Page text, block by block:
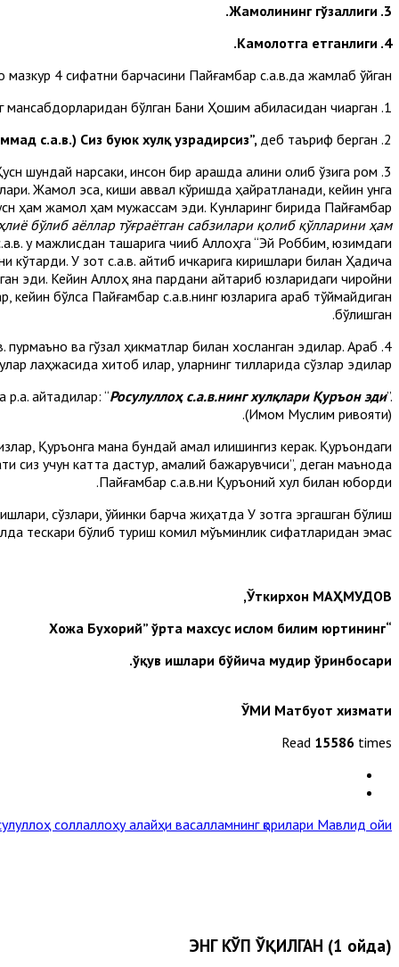
3. Жамолининг гўзаллиги.
4. Камолотга етганлиги.
4 сифатни барчасини Пайғамбар с.а.в.да жамлаб қўйган.
1. Насабларини олий қилиб, ўша замондаги Макканинг энг мансабдорларидан бўлган Бани Ҳошим қабиласидан чиқарган.
2. Хулқларини олий қилиб, ҳатто Ўзи Қуръони каримда:
с.а.в.) Сиз буюк хулқ узрадирсиз”, деб таъриф берган.
шундай нарсаки, инсон бир қарашда ақлини олиб ўзига ром
Жамол эса, киши аввал кўришда ҳайратланади, кейин унга
ҳам жамол ҳам мужассам эди. Кунларинг бирида Пайғамбар
бўлиб аёллар тўғраётган сабзилари қолиб қўлларини ҳам
у мажлисдан ташқарига чиқиб Аллоҳга “Эй Роббим, юзимдаги
У зот с.а.в. қайтиб ичкарига киришлари билан Ҳадича
эди. Кейин Аллоҳ яна пардани қайтариб юзларидаги чиройни
кейин бўлса Пайғамбар с.а.в.нинг юзларига қараб тўймайдиган
бўлишган.
ва гўзал ҳикматлар билан хосланган эдилар. Араб
лаҳжасида хитоб қилар, уларнинг тилларида сўзлар эдилар.
айтадилар: “Росулуллоҳ с.а.в.нинг хулқлари Қуръон эди”.
(Имом Муслим ривояти).
Қуръонга мана бундай амал қилишингиз керак. Қуръондаги
сиз учун катта дастур, амалий бажарувчиси”, деган маънода
Пайғамбар с.а.в.ни Қуръоний хулқ билан юборди.
сўзлари, қўйинки барча жиҳатда У зотга эргашган бўлиш
тескари бўлиб туриш комил мўъминлик сифатларидан эмас.
Ўткирхон МАҲМУДОВ,
“Хожа Бухорий” ўрта махсус ислом билим юртининг
ўқув ишлари бўйича мудир ўринбосари.
ЎМИ Матбуот хизмати
Read 15586 times
соллаллоҳу алайҳи васалламнинг қорилари Мавлид ойи »
ЭНГ КЎП ЎҚИЛГАН (1 ойда)